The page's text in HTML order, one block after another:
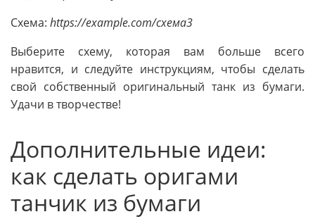
Схема: https://example.com/схема3
Выберите схему, которая вам больше всего
нравится, и следуйте инструкциям, чтобы сделать
свой собственный оригинальный танк из бумаги.
Удачи в творчестве!
Дополнительные идеи:
как сделать оригами
танчик из бумаги